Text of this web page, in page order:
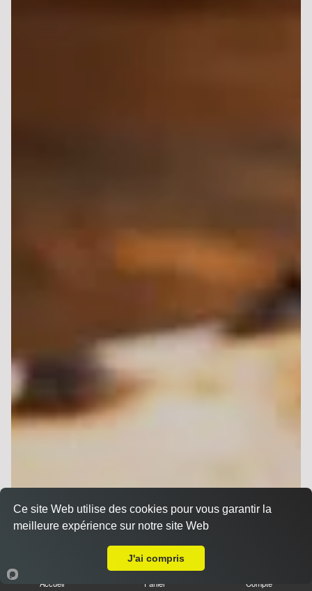
Accueil Panier Compte
Ce site Web utilise des cookies pour vous garantir la
meilleure expérience sur notre site Web
J'ai compris